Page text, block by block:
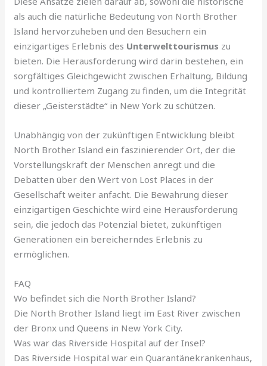
als auch die natürliche Bedeutung von North Brother
Island hervorzuheben und den Besuchern ein
einzigartiges Erlebnis des Unterwelttourismus zu
bieten. Die Herausforderung wird darin bestehen, ein
sorgfältiges Gleichgewicht zwischen Erhaltung, Bildung
und kontrolliertem Zugang zu finden, um die Integrität
dieser „Geisterstädte“ in New York zu schützen.
Unabhängig von der zukünftigen Entwicklung bleibt
North Brother Island ein faszinierender Ort, der die
Vorstellungskraft der Menschen anregt und die
Debatten über den Wert von Lost Places in der
Gesellschaft weiter anfacht. Die Bewahrung dieser
einzigartigen Geschichte wird eine Herausforderung
sein, die jedoch das Potenzial bietet, zukünftigen
Generationen ein bereicherndes Erlebnis zu
ermöglichen.
FAQ
Wo befindet sich die North Brother Island?
Die North Brother Island liegt im East River zwischen
der Bronx und Queens in New York City.
Was war das Riverside Hospital auf der Insel?
Das Riverside Hospital war ein Quarantänekrankenhaus,